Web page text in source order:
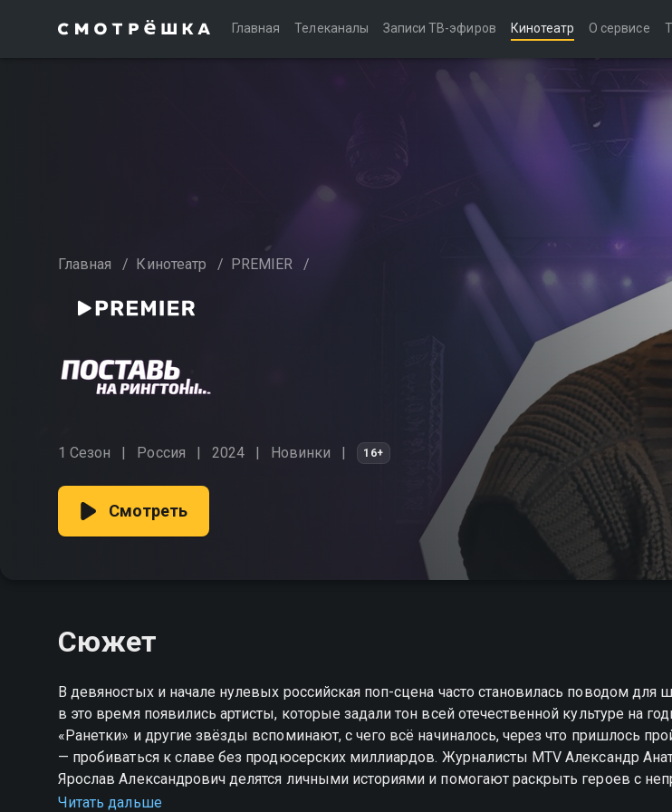
Главная Телеканалы Записи ТВ-эфиров Кинотеатр О сервисе
Главная / Кинотеатр / PREMIER /
1 Сезон Россия 2024 Новинки 16+
Смотреть
Сюжет
В девяностых и начале нулевых российская поп-сцена часто становилась поводом для
в это время появились артисты, которые задали тон всей отечественной культуре на
«Ранетки» и другие звёзды вспоминают, с чего всё начиналось, через что пришлось
— пробиваться к славе без продюсерских миллиардов. Журналисты MTV Александр
Ярослав Александрович делятся личными историями и помогают раскрыть героев с
стороны. «Поставь на рингтон» — смотрите онлайн в хорошем качестве.
Читать дальше